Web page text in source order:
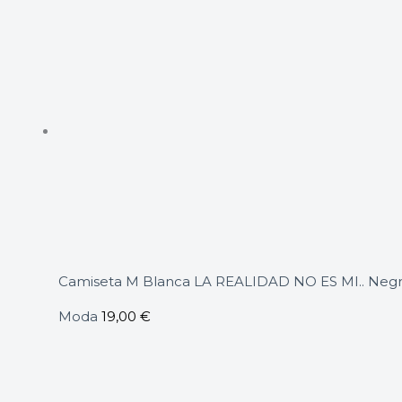
Camiseta M Blanca LA REALIDAD NO ES MI..
Moda 19,00 €